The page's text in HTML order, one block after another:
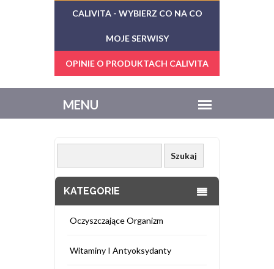
CALIVITA - WYBIERZ CO NA CO
MOJE SERWISY
OPINIE O PRODUKTACH CALIVITA
KATEGORIE
Oczyszczające Organizm
Witaminy I Antyoksydanty